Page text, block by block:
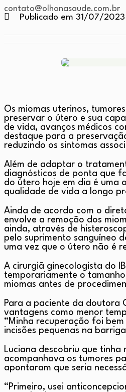
contato@olhonasaude.com.br
Publicado em 31/07/2023
Os miomas uterinos,
preservar o útero e sua
de vida, avanços médicos
destaque para a
reduzindo os sintomas
Além de adaptar o
diagnósticos de ponta que
do útero hoje em dia é uma
qualidade de vida a longo
Ainda de acordo com o
envolve a remoção dos
ainda, através de
pelo suprimento sanguíneo
uma vez que o útero não é
A cirurgiã ginecologista do
temporariamente o
miomas antes de
Para a paciente da doutora
vantagens como menor
“Minha recuperação foi
incisões pequenas na
Luciana descobriu que
acompanhava os tumores
apontaram que seria
“Primeiro, usei